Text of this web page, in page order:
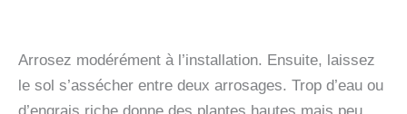
Arrosez modérément à l’installation. Ensuite, laissez
le sol s’assécher entre deux arrosages. Trop d’eau ou